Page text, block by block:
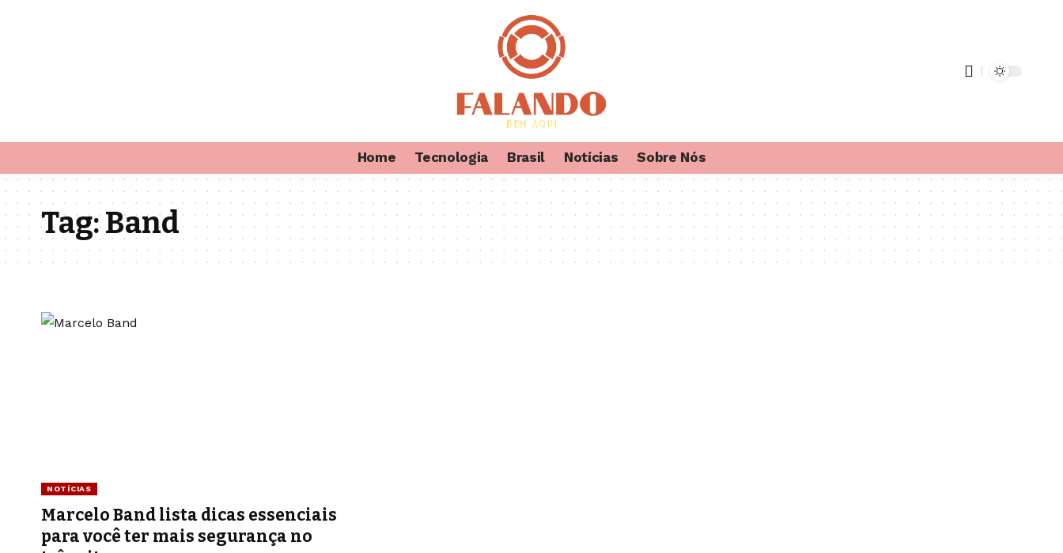
Home Tecnologia Brasil Notícias Sobre Nós
Tag:Band
NOTÍCIAS
Marcelo Band lista dicas essenciais
para você ter mais segurança no